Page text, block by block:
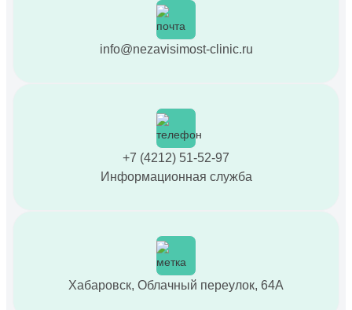
info@nezavisimost-clinic.ru
+7 (4212) 51-52-97
Информационная служба
Хабаровск, Облачный переулок, 64А